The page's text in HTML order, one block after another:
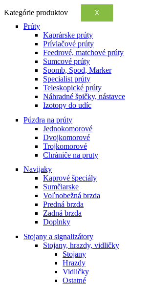
Kategórie produktov X
Prúty
Kaprárske prúty
Prívlačové prúty
Feedrové, matchové prúty
Sumcové prúty
Spomb, Spod, Marker
Specialist prúty
Teleskopické prúty
Náhradné špičky, nástavce
Izotopy do udíc
Púzdra na prúty
Jednokomorové
Dvojkomorové
Trojkomorové
Chrániče na pruty
Navijaky
Kaprové špeciály
Sumčiarske
Voľnobežná brzda
Predná brzda
Zadná brzda
Doplnky
Stojany a signalizátory
Stojany, hrazdy, vidličky
Stojany
Hrazdy
Vidličky
Ostatné